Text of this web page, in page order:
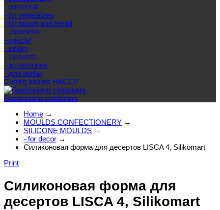
- universal
- for vegetables
- for dough and bread
- Japanese
- special
- sirloin
- cleavers
- accessories
- для рыбы
Cutting boards HACCP
Gastronorm containers
Home →
MOULDS CONFECTIONERY →
SILICONE MOULDS →
- for decor →
Силиконовая форма для десертов LISCA 4, Silikomart
Print
Силиконовая форма для
десертов LISCA 4, Silikomart